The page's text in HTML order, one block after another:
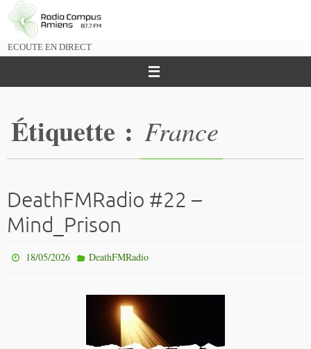
Passer
vers
ECOUTE EN DIRECT
Étiquette : France
DeathFMRadio #22 –
Mind_Prison
18/05/2026 DeathFMRadio